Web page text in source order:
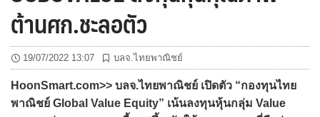
ต้านศก.ชะลอตัว
19/07/2022 13:07 บลจ.ไทยพาณิชย์
HoonSmart.com>> บลจ.ไทยพาณิชย์ เปิดตัว “กองทุนไทย
พาณิชย์ Global Value Equity” เน้นลงทุนหุ้นกลุ่ม Value